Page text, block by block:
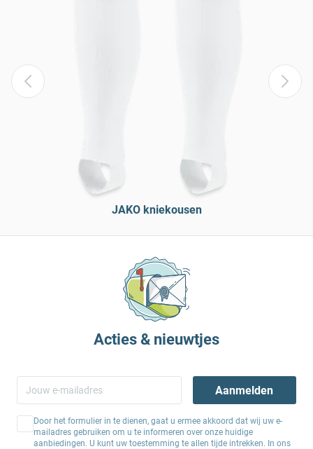
JAKO kniekousen
Acties & nieuwtjes
Aanmelden
Door het formulier in te dienen, gaat u ermee akkoord dat wij uw e-
mailadres gebruiken om u te informeren over onze huidige
aanbiedingen. U kunt uw toestemming te allen tijde intrekken. In ons